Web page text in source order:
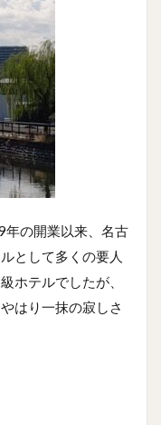
年の開業以来、名古
として多くの要人
ホテルでしたが、
はり一抹の寂しさ